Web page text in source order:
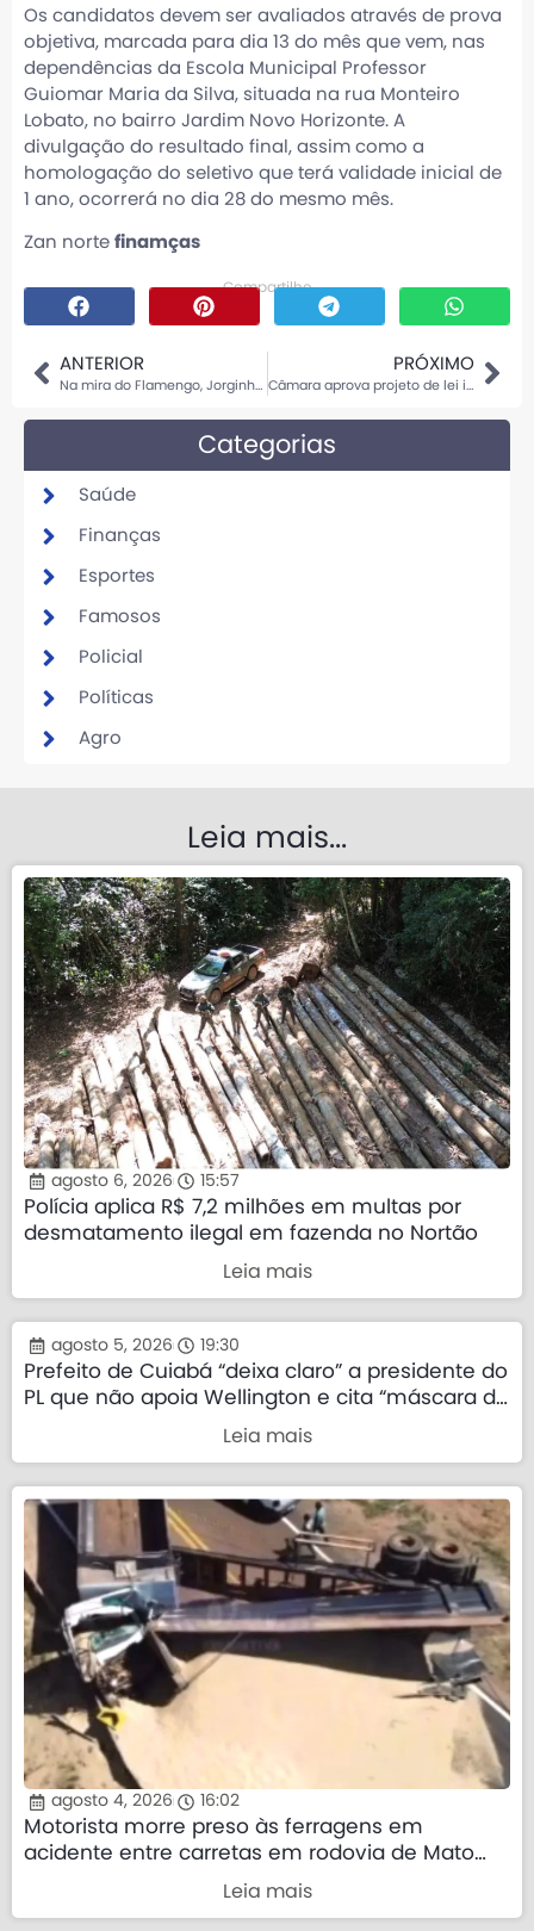
Os candidatos devem ser avaliados através de prova
objetiva, marcada para dia 13 do mês que vem, nas
dependências da Escola Municipal Professor
Guiomar Maria da Silva, situada na rua Monteiro
Lobato, no bairro Jardim Novo Horizonte. A
divulgação do resultado final, assim como a
homologação do seletivo que terá validade inicial de
1 ano, ocorrerá no dia 28 do mesmo mês.
Zan norte finamças
Compartilhe
ANTERIOR
Na mira do Flamengo, Jorginho tem casamento marcado com cantora, ex de famoso ator de Hollywood
PRÓXIMO
Câmara aprova projeto de lei inspirado em Larissa Manoela; entenda
Categorias
Saúde
Finanças
Esportes
Famosos
Policial
Políticas
Agro
Leia mais...
agosto 6, 2026 15:57
Polícia aplica R$ 7,2 milhões em multas por
desmatamento ilegal em fazenda no Nortão
Leia mais
agosto 5, 2026 19:30
Prefeito de Cuiabá “deixa claro” a presidente do
PL que não apoia Wellington e cita “máscara da
Leia mais
agosto 4, 2026 16:02
Motorista morre preso às ferragens em
acidente entre carretas em rodovia de Mato
Leia mais